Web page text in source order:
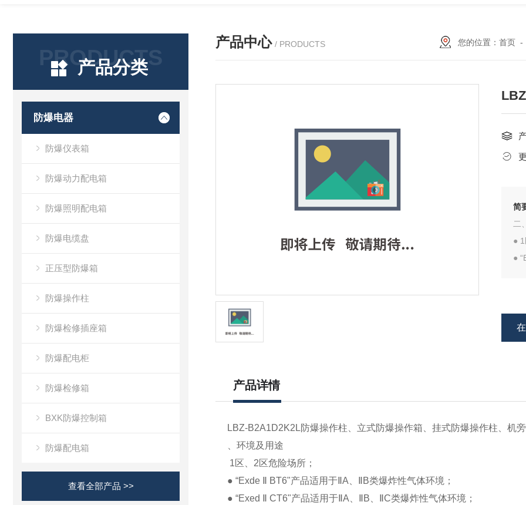
PRODUCTS
产品分类
防爆电器
防爆仪表箱
防爆动力配电箱
防爆照明配电箱
防爆电缆盘
正压型防爆箱
防爆操作柱
防爆检修插座箱
防爆配电柜
防爆检修箱
BXK防爆控制箱
防爆配电箱
查看全部产品 >>
产品中心 / PRODUCTS 您的位置： 首页
简
二
●
●
产品详情
LBZ-B2A1D2K2L防爆操作柱、立式防爆操作箱、挂式防爆操作柱、机
、环境及用途
1区、 2区危险场所；
● “Exde
BT6"产品适用于Ⅱ A B类爆炸性气体环境；
● “Exed
CT6"产品适用于Ⅱ A B C类爆炸性气体环境；